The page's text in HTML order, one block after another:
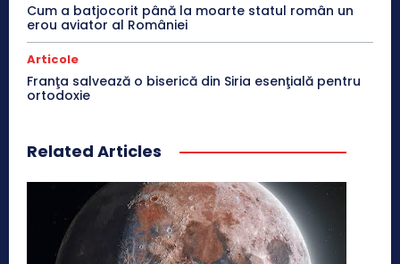
Cum a batjocorit până la moarte statul român un
erou aviator al României
Articole
Franţa salvează o biserică din Siria esenţială pentru
ortodoxie
Related Articles